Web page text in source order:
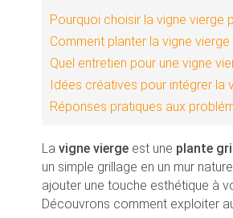
Pourquoi choisir la vigne vierge
Comment planter la vigne vierge
Quel entretien pour une vigne
Idées créatives pour intégrer la
Réponses pratiques aux
La vigne vierge est une plante
un simple grillage en un mur
ajouter une touche esthétique à
Découvrons comment exploiter